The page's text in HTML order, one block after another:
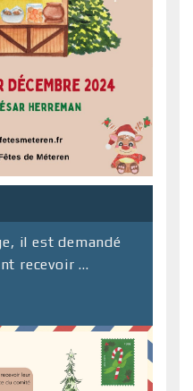
il est demandé
recevoir ...